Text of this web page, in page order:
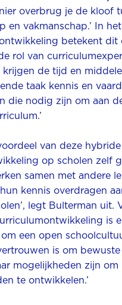
overbrug je de kloof
en vakmanschap.’ In
betekent dit
rol van
krijgen de tijd en
taak kennis en
die nodig zijn om aan
van deze
op scholen zelf
samen met andere
kennis overdragen
legt Bulterman uit.
is
een open
is om bewuste
mogelijkheden zijn om
te ontwikkelen.’